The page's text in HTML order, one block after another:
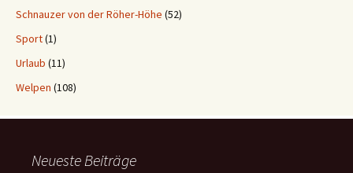
Schnauzer von der Röher-Höhe (52)
Sport(1)
Urlaub (11)
Welpen (108)
Neueste Beiträge